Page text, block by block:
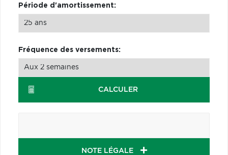
Période d'amortissement:
Fréquence des versements:
CALCULER
NOTE LÉGALE